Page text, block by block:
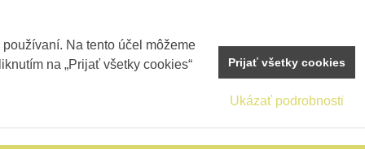
Na tento účel môžeme
na „Prijať všetky cookies“
Ukázať podrobnosti
Prijať všetky cookies